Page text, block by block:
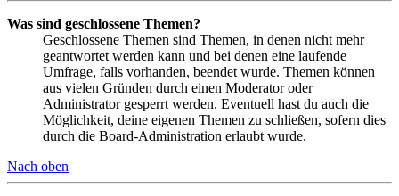
Was sind geschlossene Themen?
Geschlossene Themen sind Themen, in denen nicht mehr
geantwortet werden kann und bei denen eine laufende
Umfrage, falls vorhanden, beendet wurde. Themen können
aus vielen Gründen durch einen Moderator oder
Administrator gesperrt werden. Eventuell hast du auch die
Möglichkeit, deine eigenen Themen zu schließen, sofern dies
durch die Board-Administration erlaubt wurde.
Nach oben